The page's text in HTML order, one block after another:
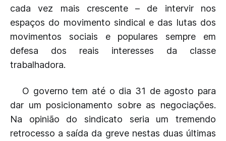
cada vez mais crescente – de intervir nos
espaços do movimento sindical e das lutas dos
movimentos sociais e populares sempre em
defesa dos reais interesses da classe
trabalhadora.
O governo tem até o dia 31 de agosto para
dar um posicionamento sobre as negociações.
Na opinião do sindicato seria um tremendo
retrocesso a saída da greve nestas duas últimas